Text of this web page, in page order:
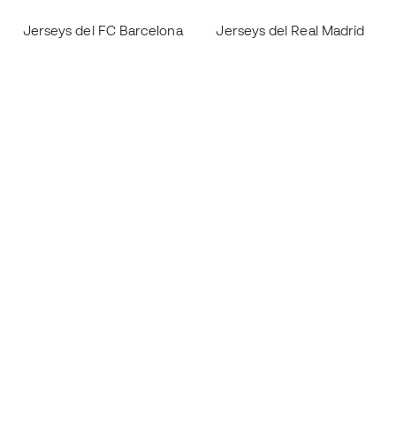
Jerseys del FC Barcelona Jerseys del Real Madrid